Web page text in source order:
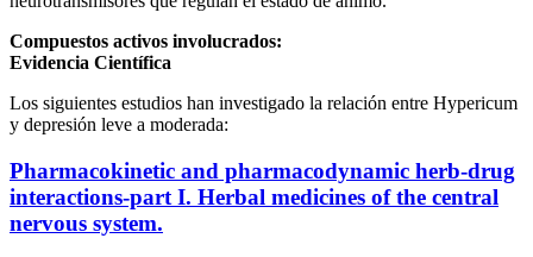
Compuestos activos involucrados:
Evidencia Científica
Los siguientes estudios han investigado la relación entre Hypericum
y depresión leve a moderada:
Pharmacokinetic and pharmacodynamic herb-drug
interactions-part I. Herbal medicines of the central
nervous system.